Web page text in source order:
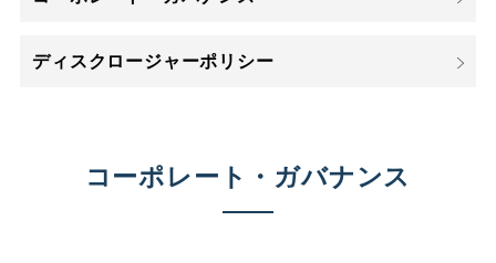
ディスクロージャーポリシー
コーポレート・ガバナンス